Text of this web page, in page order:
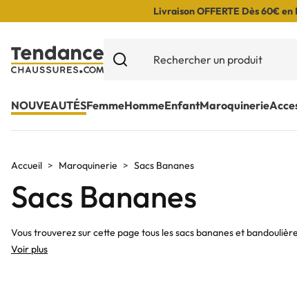
Livraison OFFERTE Dès 60€
NOUVEAUTÉSFemmeHommeEnfantMaroquinerie
Accueil Maroquinerie Sacs Bananes
Sacs Bananes
Vous trouverez sur cette page tous les sacs bananes et
Voir plus